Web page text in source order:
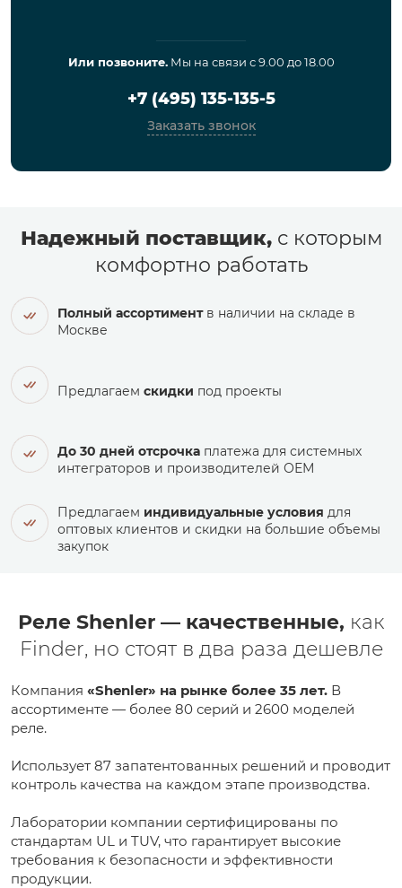
Или позвоните.Мы на связи с 9.00 до 18.00
+7 (495) 135-135-5
Заказать звонок
Надежный поставщик,с которым
комфортно работать
Полный ассортиментв наличии на складе в
Москве
Предлагаем скидки под проекты
До 30 дней отсрочка платежа для системных
интеграторов и производителей ОЕМ
Предлагаем индивидуальные условия для
оптовых клиентов и скидки на большие объемы
закупок
Реле Shenler — качественные, как
Finder, но стоят в два раза дешевле
Компания «Shenler» на рынке более 35 лет. В
ассортименте — более 80 серий и 2600 моделей
реле.
Использует 87 запатентованных решений и проводит
контроль качества на каждом этапе производства.
Лаборатории компании сертифицированы по
стандартам UL и TUV, что гарантирует высокие
требования к безопасности и эффективности
продукции.